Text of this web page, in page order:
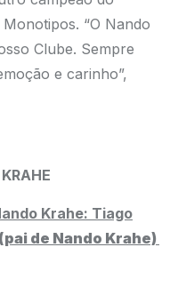
“O Nando
Clube. Sempre
e carinho”,
Krahe: Tiago
de Nando Krahe)